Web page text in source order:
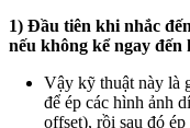
1) Đầu tiên khi nhắc
nếu không kể ngay
Vậy kỹ thuật này là
để ép các hình ảnh
offset), rồi sau đó